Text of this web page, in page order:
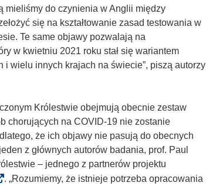
mieliśmy do czynienia w Anglii między
się na kształtowanie zasad testowania w
Te same objawy pozwalają na
w kwietniu 2021 roku stał się wariantem
wielu innych krajach na świecie”, piszą autorzy
Królestwie obejmują obecnie zestaw
chorujących na COVID-19 nie zostanie
że ich objawy nie pasują do obecnych
z głównych autorów badania, prof. Paul
– jednego z partnerów projektu
. „Rozumiemy, że istnieje potrzeba opracowania